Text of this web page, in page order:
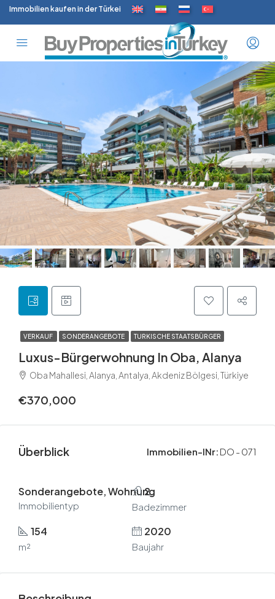
Immobilien kaufen in der Türkei
VERKAUF SONDERANGEBOTE TURKISCHE STAATSBÜRGER
Luxus-Bürgerwohnung In Oba, Alanya
Oba Mahallesi, Alanya, Antalya, Akdeniz Bölgesi, Türkiye
€370,000
Überblick Immobilien-INr: DO - 071
Sonderangebote, Wohnung
Immobilientyp
2
Badezimmer
154
m²
2020
Baujahr